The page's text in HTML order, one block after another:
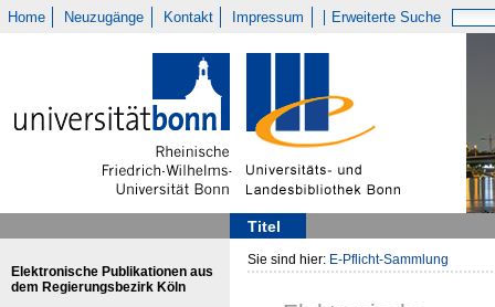
Home Neuzugänge Kontakt Impressum Erweiterte Suche
Titel
Elektronische Publikationen aus
dem Regierungsbezirk Köln
Sie sind hier: E-Pflicht-Sammlung